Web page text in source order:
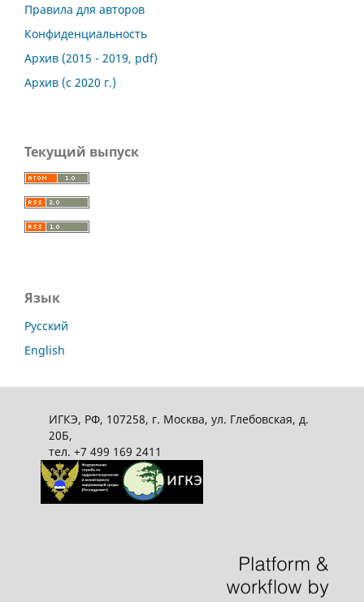
Правила для авторов
Конфиденциальность
Архив (2015 - 2019, pdf)
Архив (с 2020 г.)
Текущий выпуск
Язык
Русский
English
ИГКЭ, РФ, 107258, г. Москва, ул. Глебовская, д.
20Б,
тел. +7 499 169 2411